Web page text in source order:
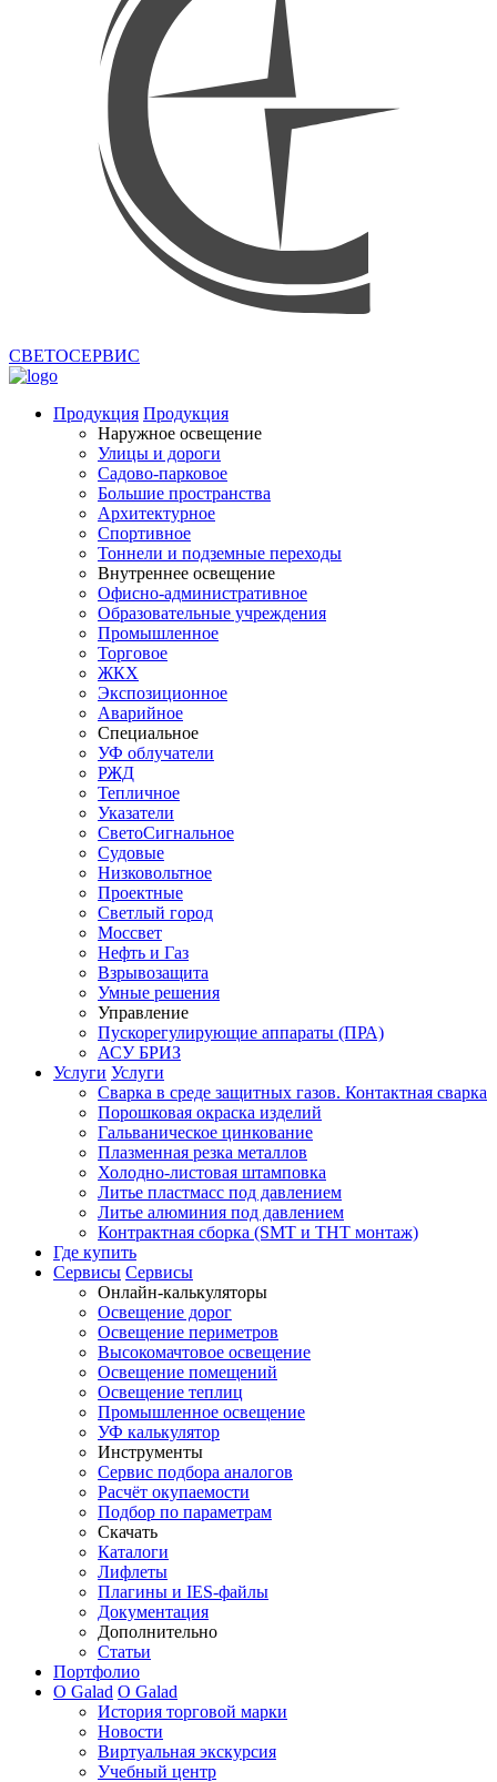
СВЕТОСЕРВИС
Продукция Продукция
Наружное освещение
Улицы и дороги
Садово-парковое
Большие пространства
Архитектурное
Спортивное
Тоннели и подземные переходы
Внутреннее освещение
Офисно-административное
Образовательные учреждения
Промышленное
Торговое
ЖКХ
Экспозиционное
Аварийное
Специальное
УФ облучатели
РЖД
Тепличное
Указатели
СветоСигнальное
Судовые
Низковольтное
Проектные
Светлый город
Моссвет
Нефть и Газ
Взрывозащита
Умные решения
Управление
Пускорегулирующие аппараты (ПРА)
АСУ БРИЗ
Услуги Услуги
Сварка в среде защитных газов. Контактная сварка
Порошковая окраска изделий
Гальваническое цинкование
Плазменная резка металлов
Холодно-листовая штамповка
Литье пластмасс под давлением
Литье алюминия под давлением
Контрактная сборка (SMT и THT монтаж)
Где купить
Сервисы Сервисы
Онлайн-калькуляторы
Освещение дорог
Освещение периметров
Высокомачтовое освещение
Освещение помещений
Освещение теплиц
Промышленное освещение
УФ калькулятор
Инструменты
Сервис подбора аналогов
Расчёт окупаемости
Подбор по параметрам
Скачать
Каталоги
Лифлеты
Плагины и IES-файлы
Документация
Дополнительно
Статьи
Портфолио
О Galad О Galad
История торговой марки
Новости
Виртуальная экскурсия
Учебный центр